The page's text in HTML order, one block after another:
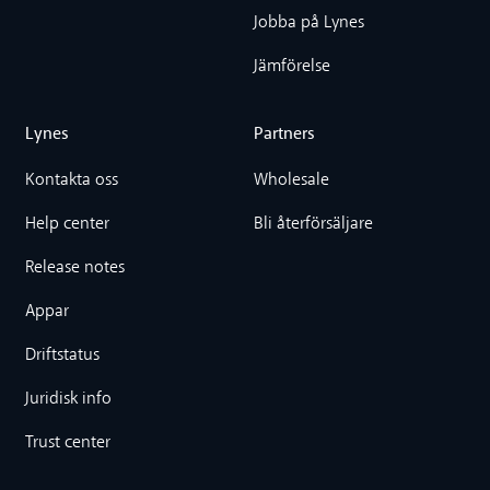
Jobba på Lynes
Jämförelse
Lynes
Kontakta oss
Help center
Release notes
Appar
Driftstatus
Juridisk info
Trust center
Partners
Wholesale
Bli återförsäljare